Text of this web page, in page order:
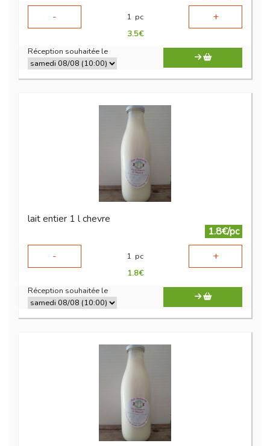
-
1 pc +
3.5€
Réception souhaitée le
lait entier 1 l chevre
1.8€/pc
-
1 pc +
1.8€
Réception souhaitée le